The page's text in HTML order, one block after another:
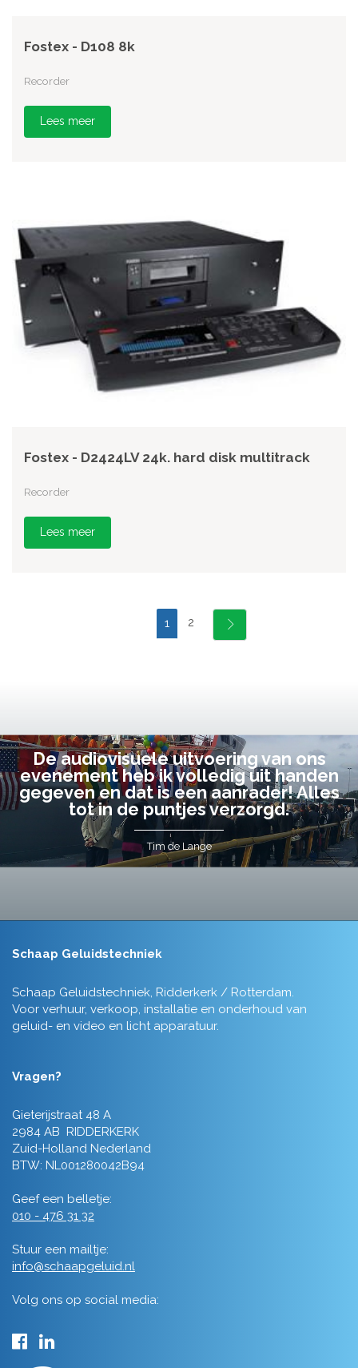
Fostex - D108 8k
Recorder
Lees meer
Fostex - D2424LV 24k. hard disk multitrack
Recorder
Lees meer
1 2
De audiovisuele uitvoering van ons
evenement heb ik volledig uit handen
gegeven en dat is een aanrader! Alles
tot in de puntjes verzorgd.
Tim de Lange
Schaap Geluidstechniek
Schaap Geluidstechniek, Ridderkerk / Rotterdam.
Voor verhuur, verkoop, installatie en onderhoud van
geluid- en video en licht apparatuur.
Vragen?
Gieterijstraat 48 A
2984 AB RIDDERKERK
Zuid-Holland Nederland
BTW: NL001280042B94
Geef een belletje:
010 - 476 31 32
Stuur een mailtje:
info@schaapgeluid.nl
Volg ons op social media: